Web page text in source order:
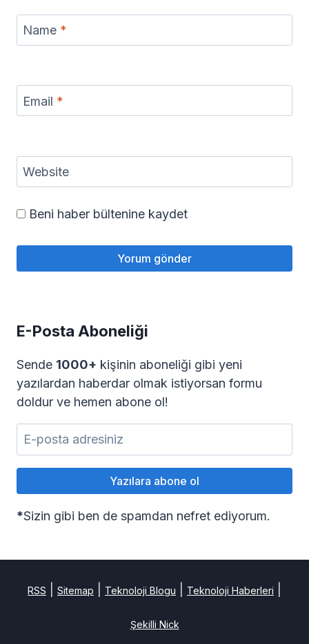
Name *
Email *
Website
Beni haber bültenine kaydet
E-Posta Aboneliği
Sende 1000+ kişinin aboneliği gibi yeni
yazılardan haberdar olmak istiyorsan formu
doldur ve hemen abone ol!
*Sizin gibi ben de spamdan nefret ediyorum.
RSS Sitemap Teknoloji Blogu Teknoloji Haberleri
Şekilli Nick